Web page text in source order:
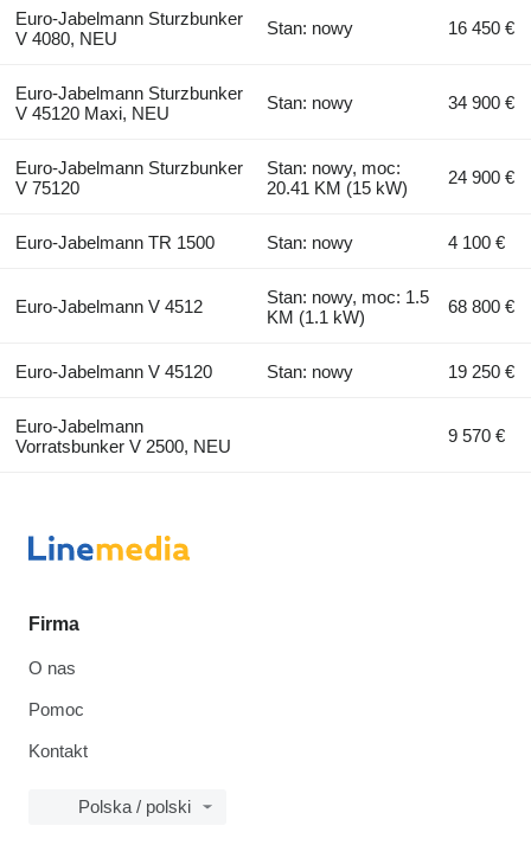
Euro-Jabelmann Sturzbunker
V 4080, NEU
Stan: nowy 16 450 €
Euro-Jabelmann Sturzbunker
V 45120 Maxi, NEU
Stan: nowy 34 900 €
Euro-Jabelmann Sturzbunker
V 75120
Stan: nowy, moc:
20.41 KM (15 kW)
24 900 €
Euro-Jabelmann TR 1500 Stan: nowy 4 100 €
Euro-Jabelmann V 4512
Stan: nowy, moc: 1.5
KM (1.1 kW)
68 800 €
Euro-Jabelmann V 45120 Stan: nowy 19 250 €
Euro-Jabelmann
Vorratsbunker V 2500, NEU
9 570 €
Firma
O nas
Pomoc
Kontakt
Polska / polski